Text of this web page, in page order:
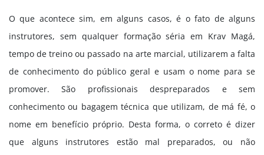
O que acontece sim, em alguns casos, é o fato de alguns
instrutores, sem qualquer formação séria em Krav Magá,
tempo de treino ou passado na arte marcial, utilizarem a falta
de conhecimento do público geral e usam o nome para se
promover. São profissionais despreparados e sem
conhecimento ou bagagem técnica que utilizam, de má fé, o
nome em benefício próprio. Desta forma, o correto é dizer
que alguns instrutores estão mal preparados, ou não